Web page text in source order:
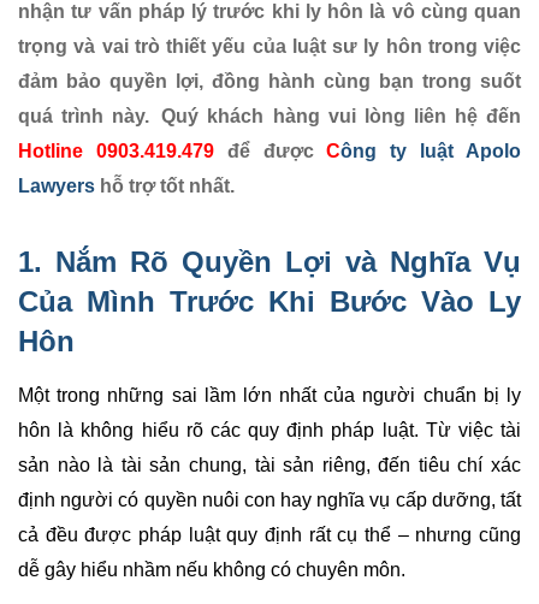
nhận tư vấn pháp lý trước khi ly hôn là vô cùng quan
trọng và vai trò thiết yếu của luật sư ly hôn trong việc
đảm bảo quyền lợi, đồng hành cùng bạn trong suốt
quá trình này. Quý khách hàng vui lòng liên hệ đến
Hotline 0903.419.479để đượcCông ty luật Apolo
Lawyers hỗ trợ tốt nhất.
1. Nắm Rõ Quyền Lợi và Nghĩa Vụ
Của Mình Trước Khi Bước Vào Ly
Hôn
Một trong những sai lầm lớn nhất của người chuẩn bị ly
hôn là không hiểu rõ các quy định pháp luật. Từ việc tài
sản nào là tài sản chung, tài sản riêng, đến tiêu chí xác
định người có quyền nuôi con hay nghĩa vụ cấp dưỡng, tất
cả đều được pháp luật quy định rất cụ thể – nhưng cũng
dễ gây hiểu nhầm nếu không có chuyên môn.